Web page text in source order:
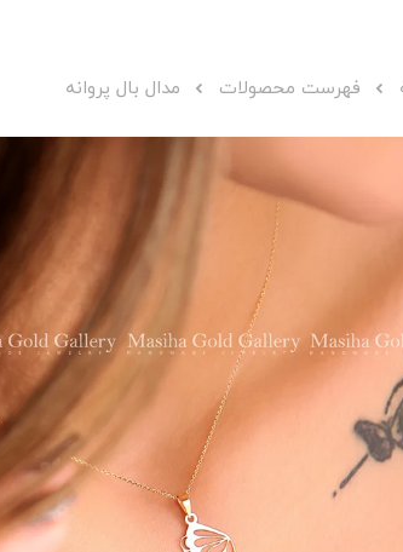
فهرست محصولات مدال بال پروانه